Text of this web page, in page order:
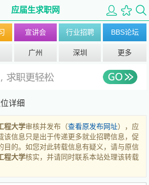
应届生求职网
宣讲会 行业招聘 BBS论坛
广州 深圳 更多
详细
程大学审核并发布（查看原发布网址），应
该信息只是出于传递更多就业招聘信息，促
目的。如您对此转载信息有疑义，请与原信
程大学核实，并请同时联系本站处理该转载